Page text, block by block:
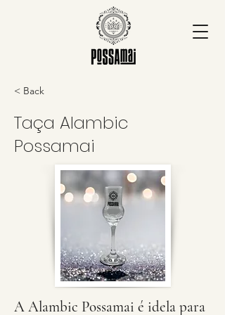
< Back
Taça Alambic
Possamai
A Alambic Possamai é idela para